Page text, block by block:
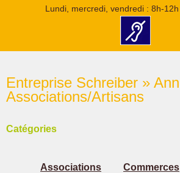
Lundi, mercredi, vendredi : 8h-
Entreprise Schreiber »
Associations/Artisans
Catégories
Associations Commerces